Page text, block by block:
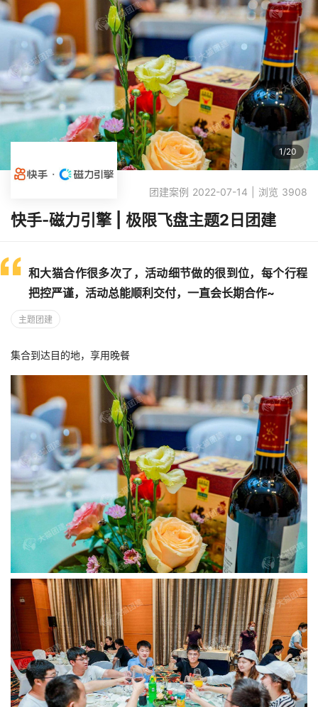
1/20
团建案例 2022-07-14 | 浏览 3908
快手-磁力引擎 | 极限飞盘主题2日团建
和大猫合作很多次了，活动细节做的很到位，每个行程
把控严谨，活动总能顺利交付，一直会长期合作~
主题团建
集合到达目的地，享用晚餐